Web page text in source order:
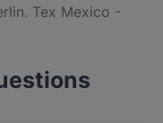
Tex Mexico -
einem kompletten
die Gerichte